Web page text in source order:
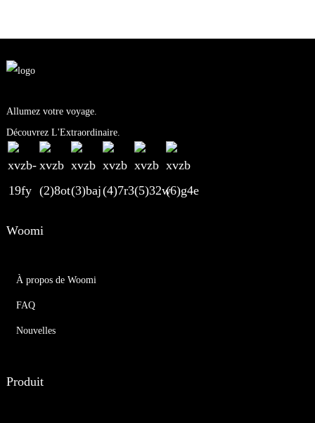
Allumez votre voyage.
Découvrez L'Extraordinaire.
Woomi
À propos de Woomi
FAQ
Nouvelles
Produit